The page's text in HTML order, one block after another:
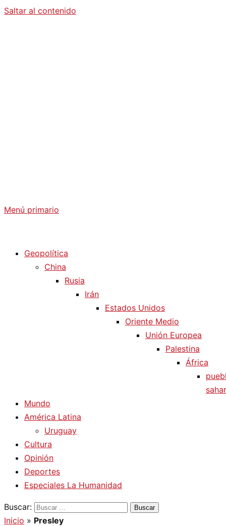
Saltar al contenido
Menú primario
Geopolítica
China
Rusia
Irán
Estados Unidos
Oriente Medio
Unión Europea
Palestina
África
Mundo
América Latina
Uruguay
Cultura
Opinión
Deportes
Especiales La Humanidad
Buscar:
Inicio » Presley